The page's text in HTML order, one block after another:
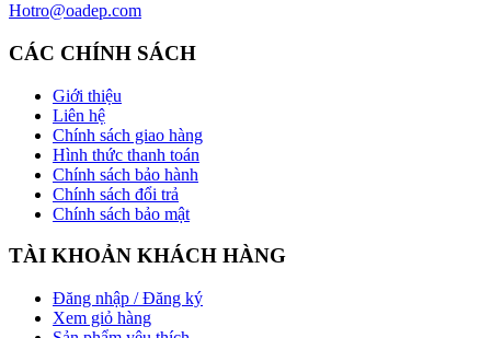
Hotro@oadep.com
CÁC CHÍNH SÁCH
Giới thiệu
Liên hệ
Chính sách giao hàng
Hình thức thanh toán
Chính sách bảo hành
Chính sách đổi trả
Chính sách bảo mật
TÀI KHOẢN KHÁCH HÀNG
Đăng nhập / Đăng ký
Xem giỏ hàng